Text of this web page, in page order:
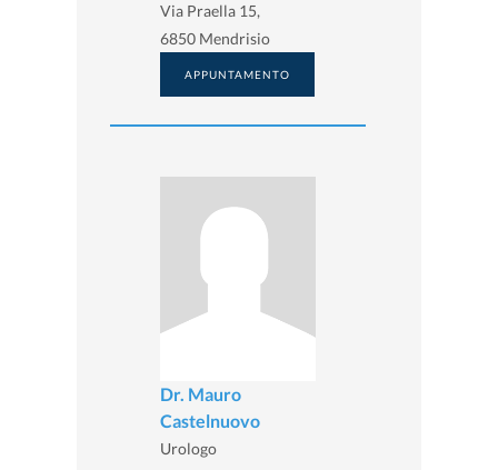
Via Praella 15,
6850 Mendrisio
APPUNTAMENTO
Dr. Mauro
Castelnuovo
Urologo